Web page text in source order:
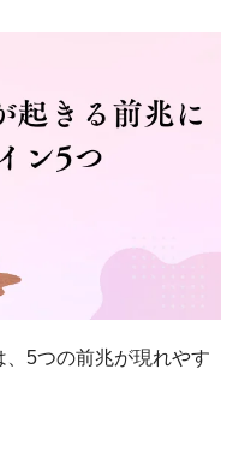
5つの前兆が現れやす